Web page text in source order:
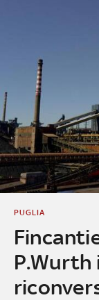
P.Wurth
PUGLIA